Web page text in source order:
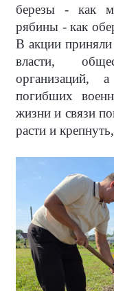
березы - как
рябины - как
В акции приняли
власти,
организаций,
погибших
жизни и связи
расти и